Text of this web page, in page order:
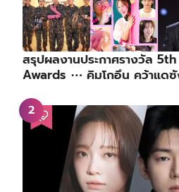
สรุปผลงานประกาศรางวัล
Awards ⋯ คิมโกอึน คว้าแด